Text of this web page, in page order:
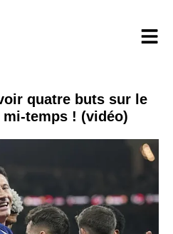
quatre buts sur le
mi-temps ! (vidéo)